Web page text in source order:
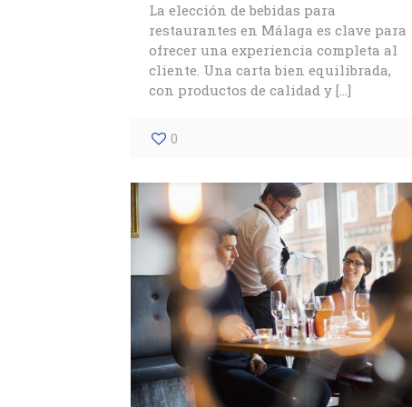
La elección de bebidas para
restaurantes en Málaga es clave para
ofrecer una experiencia completa al
cliente. Una carta bien equilibrada,
con productos de calidad y[…]
0